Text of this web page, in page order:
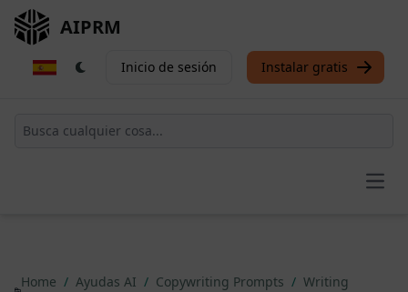
AIPRM
Inicio de sesión Instalar gratis
Home / Ayudas AI / Copywriting Prompts / Writing